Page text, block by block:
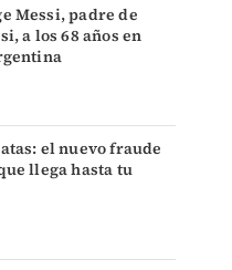
Messi, padre de
a los 68 años en
el nuevo fraude
llega hasta tu